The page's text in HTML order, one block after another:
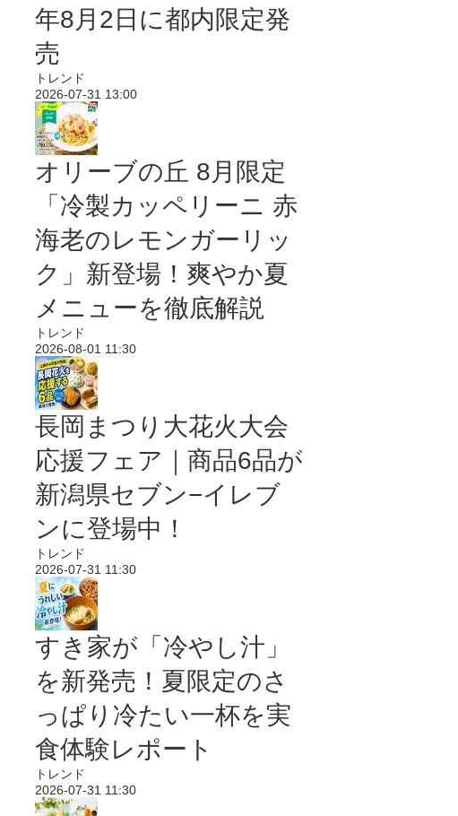
年8月2日に都内限定発
売
トレンド
2026-07-31 13:00
オリーブの丘 8月限定
「冷製カッペリーニ 赤
海老のレモンガーリッ
ク」新登場！爽やか夏
メニューを徹底解説
トレンド
2026-08-01 11:30
長岡まつり大花火大会
応援フェア｜商品6品が
新潟県セブン−イレブ
ンに登場中！
トレンド
2026-07-31 11:30
すき家が「冷やし汁」
を新発売！夏限定のさ
っぱり冷たい一杯を実
食体験レポート
トレンド
2026-07-31 11:30